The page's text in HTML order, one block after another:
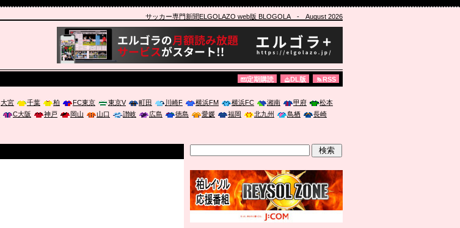
サッカー専門新聞ELGOLAZO web版 BLOGOLA- August 2026
定期購読 DL版 RSS
大宮 千葉 柏 FC東京 東京V 町田 川崎F 横浜FM 横浜FC 湘南 甲府
松本
C大阪 神戸 岡山 山口 讃岐 広島 徳島 愛媛 福岡 北九州 鳥栖
長崎